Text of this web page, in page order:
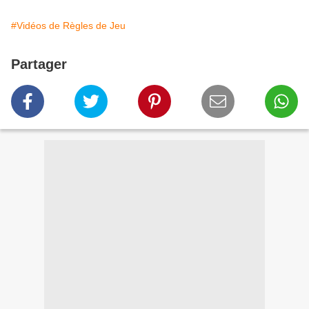
#Vidéos de Règles de Jeu
Partager